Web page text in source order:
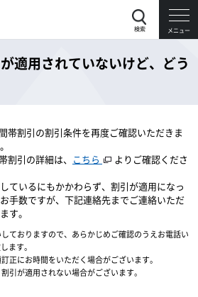
検索 メニュー
適用されていないけど、どう
帯割引の割引条件を再度ご確認いただきま
割引の詳細は、 こちら
よりご確認くださ
ているにもかかわらず、割引が適用になっ
手数ですが、下記連絡先までご連絡いただ
す。
ておりますので、あらかじめご確認のうえお電話い
ます。
正にお時間をいただく場合がございます。
引が適用されない場合がございます。